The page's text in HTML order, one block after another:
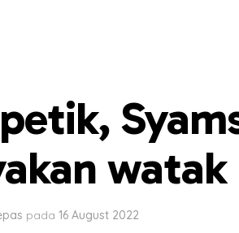
pada 16 August 2022